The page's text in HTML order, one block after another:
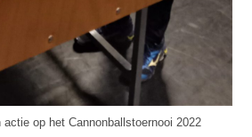
actie op het Cannonballstoernooi 2022